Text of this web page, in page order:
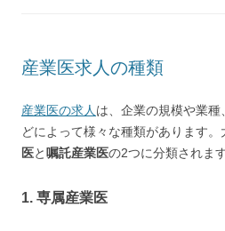
産業医求人の種類
産業医の求人 は、企業の規模や業
どによって様々な種類があります。
医と 嘱託産業医の2つに分類されます
1. 専属産業医